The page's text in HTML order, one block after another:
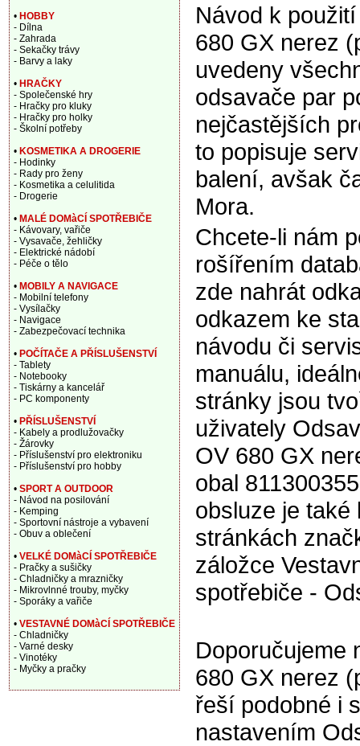
Návod k
680 GX nerez
uvedeny
odsavače par
nejčastějších
to popisuje
balení, avšak
Mora.
Chcete-li nám
rošířením
zde nahrát
odkazem ke
návodu či
manuálu,
stránky jsou
uživately
OV 680 GX
obal
obsluze je také
stránkách
záložce
spotřebiče -
Doporučujeme
680 GX nerez
řeší podobné i
nastavením
• HOBBY
- Dílna
- Zahrada
- Sekačky trávy
- Barvy a laky
• HRAČKY
- Společenské hry
- Hračky pro kluky
- Hračky pro holky
- Školní potřeby
• KOSMETIKA A DROGERIE
- Hodinky
- Rady pro ženy
- Kosmetika a celulitida
- Drogerie
• MALÉ DOMàCÍ SPOTŘEBIČE
- Kávovary, vařiče
- Vysavače, žehličky
- Elektrické nádobí
- Péče o tělo
• MOBILY A NAVIGACE
- Mobilní telefony
- Vysílačky
- Navigace
- Zabezpečovací technika
• POČÍTAČE A PŘÍSLUŠENSTVÍ
- Tablety
- Notebooky
- Tiskárny a kancelář
- PC komponenty
• PŘÍSLUŠENSTVÍ
- Kabely a prodlužovačky
- Žárovky
- Příslušenství pro elektroniku
- Příslušenství pro hobby
• SPORT A OUTDOOR
- Návod na posilování
- Kemping
- Sportovní nástroje a vybavení
- Obuv a oblečení
• VELKÉ DOMàCÍ SPOTŘEBIČE
- Pračky a sušičky
- Chladničky a mrazničky
- Mikrovlnné trouby, myčky
- Sporáky a vařiče
• VESTAVNÉ DOMàCÍ SPOTŘEBIČE
- Chladničky
- Varné desky
- Vinotéky
- Myčky a pračky